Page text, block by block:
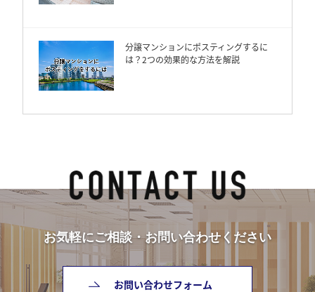
分譲マンションにポスティングするに
は？2つの効果的な方法を解説
お気軽にご相談・お問い合わせください
お問い合わせフォーム